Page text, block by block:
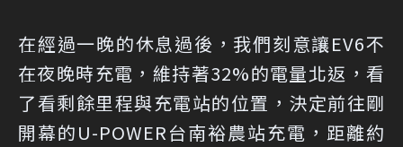
在經過一晚的休息過後，我們刻意讓EV6不
在夜晚時充電，維持著32%的電量北返，看
了看剩餘里程與充電站的位置，決定前往剛
開幕的U-POWER台南裕農站充電，距離約